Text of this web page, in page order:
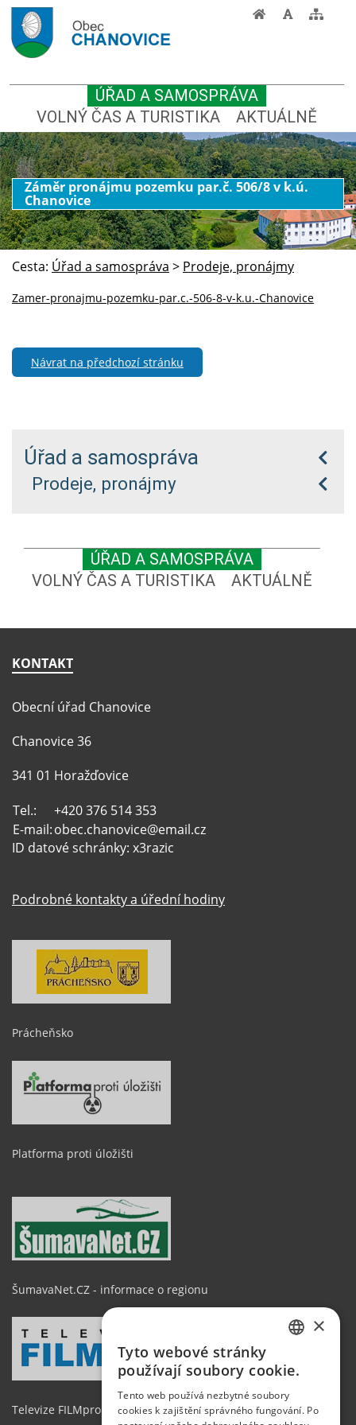
ÚŘAD A SAMOSPRÁVA
VOLNÝ ČAS A TURISTIKA
AKTUÁLNĚ
Záměr pronájmu pozemku par.č. 506/8 v k.ú.
Chanovice
Cesta: Úřad a samospráva > Prodeje, pronájmy
Zamer-pronajmu-pozemku-par.c.-506-8-v-k.u.-Chanovice
Návrat na předchozí stránku
Úřad a samospráva
Prodeje, pronájmy
ÚŘAD A SAMOSPRÁVA
VOLNÝ ČAS A TURISTIKA
AKTUÁLNĚ
KONTAKT
Obecní úřad Chanovice
Chanovice 36
341 01 Horažďovice
Tel.:
+420 376 514 353
E-mail:obec.chanovice@email.cz
ID datové schránky: x3razic
Podrobné kontakty a úřední hodiny
Prácheňsko
Platforma proti úložišti
ŠumavaNet.CZ - informace o regionu
Televize FILMpro ENGLISH
×
Tyto webové stránky
používají soubory cookie.
Tento web používá nezbytné soubory
cookies k zajištění správného fungování. Po